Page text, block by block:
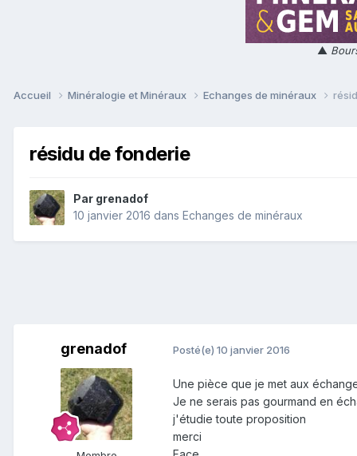
▲
Accueil Minéralogie et Minéraux Echanges de minéraux
résidu de fonderie
Par grenadof
10 janvier 2016 dans Echanges de minéraux
grenadof Posté(e) 10 janvier 2016
Une pièce que je met aux
Je ne serais pas gourmand en
j'étudie toute proposition
merci